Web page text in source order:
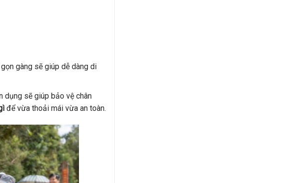
gàng sẽ giúp dễ dàng di
dụng sẽ giúp bảo vệ chân
để vừa thoải mái vừa an toàn.